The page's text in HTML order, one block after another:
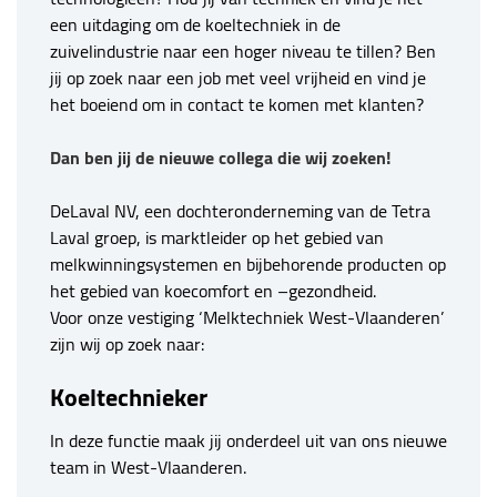
een uitdaging om de koeltechniek in de
zuivelindustrie naar een hoger niveau te tillen? Ben
jij op zoek naar een job met veel vrijheid en vind je
het boeiend om in contact te komen met klanten?
Dan ben jij de nieuwe collega die wij zoeken!
DeLaval NV, een dochteronderneming van de Tetra
Laval groep, is marktleider op het gebied van
melkwinningsystemen en bijbehorende producten op
het gebied van koecomfort en –gezondheid.
Voor onze vestiging ‘Melktechniek West-Vlaanderen’
zijn wij op zoek naar:
Koeltechnieker
In deze functie maak jij onderdeel uit van ons nieuwe
team in West-Vlaanderen.